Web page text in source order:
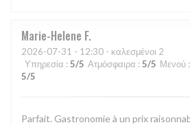
Marie-Helene F
2026-07-31 - 12:30 - καλεσμένοι 2
Υπηρεσία : 5/5 Ατμόσφαιρα : 5/5 Μενού :
5/5
Parfait. Gastronomie à un prix